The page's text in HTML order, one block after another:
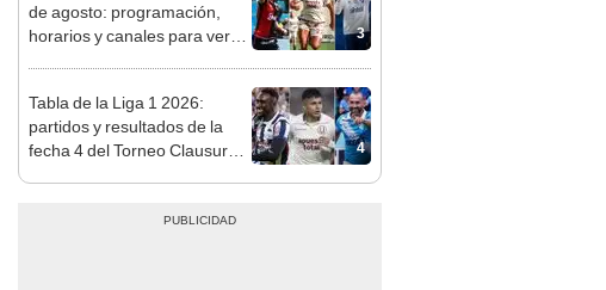
3
de agosto: programación,
horarios y canales para ver
4
Tabla de la Liga 1 2026:
partidos y resultados de la
fecha 4 del Torneo Clausura y